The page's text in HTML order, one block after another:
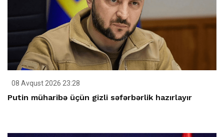
08 Avqust 2026 23:28
Putin müharibə üçün gizli səfərbərlik hazırlayır